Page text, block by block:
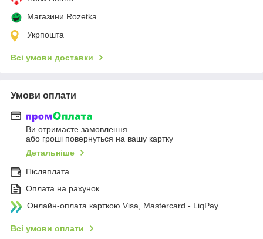
Магазини Rozetka
Укрпошта
Всі умови доставки
Умови оплати
Ви отримаєте замовлення
або гроші повернуться на вашу картку
Детальніше
Післяплата
Оплата на рахунок
Онлайн-оплата карткою Visa, Mastercard - LiqPay
Всі умови оплати